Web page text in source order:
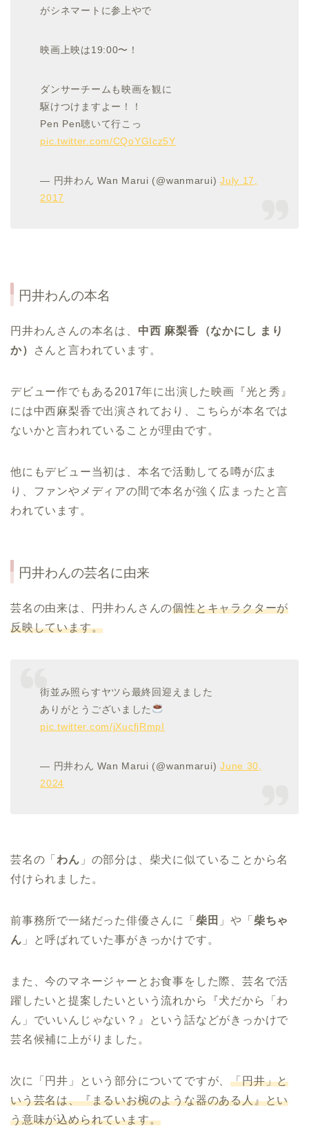
がシネマートに参上やで
映画上映は19:00〜！
ダンサーチームも映画を観に
駆けつけますよー！！
Pen Pen聴いて行こっ
pic.twitter.com/CQoYGIcz5Y
— 円井わん Wan Marui (@wanmarui)July 17,
2017
円井わんの本名
円井わんさんの本名は、 中西 麻梨香（なかにし まり
か）
さんと言われています。
デビュー作でもある2017年に出演した映画『光と秀』
には中西麻梨香で出演されており、こちらが本名では
ないかと言われていることが理由です。
他にもデビュー当初は、本名で活動してる噂が広ま
り、ファンやメディアの間で本名が強く広まったと言
われています。
円井わんの芸名に由来
芸名の由来は、円井わんさんの個性とキャラクターが
反映しています。
街並み照らすヤツら最終回迎えました
ありがとうございました
pic.twitter.com/jXucfjRmpI
— 円井わん Wan Marui (@wanmarui)June 30,
2024
芸名の「 わん 」の部分は、 柴犬に似ていることから名
付けられました 。
前事務所で一緒だった俳優さんに「 柴田 」や「 柴ちゃ
ん 」と呼ばれていた事がきっかけです。
また、今のマネージャーとお食事をした際、芸名で活
躍したいと提案したいという流れから『犬だから「わ
ん」でいいんじゃない？』という話などがきっかけで
芸名候補に上がりました。
次に「円井」という部分についてですが、「円井」と
いう芸名は、『まるいお椀のような器のある人』とい
う意味が込められています。